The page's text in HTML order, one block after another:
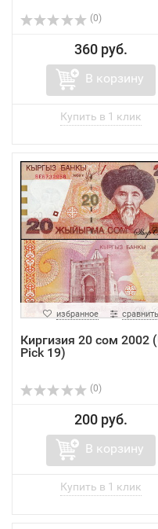
(0)
360 руб.
В корзину
избранное сравнить
Киргизия 20 сом 2002
Pick 19)
(0)
200 руб.
В корзину